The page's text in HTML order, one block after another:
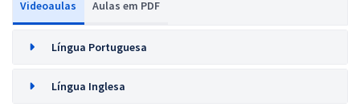
Videoaulas Aulas em PDF
Língua Portuguesa
Língua Inglesa